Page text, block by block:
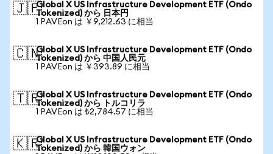
🇯🇵Global X US Infrastructure Development ETF (Ondo
Tokenized) から 日本円
1 PAVEon は ￥9,212.63 に相当
🇨🇳Global X US Infrastructure Development ETF (Ondo
Tokenized) から 中国人民元
1 PAVEon は ￥393.89 に相当
🇹🇷Global X US Infrastructure Development ETF (Ondo
Tokenized) から トルコリラ
1 PAVEon は ₺2,784.57 に相当
🇰🇷Global X US Infrastructure Development ETF (Ondo
Tokenized) から 韓国ウォン